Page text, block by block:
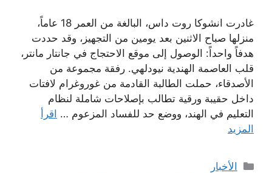
غادرت انشوكا روت داس، البالغة من العمر 18 عاماً،
منزلها صباح الاثنين بعد يومين من التجهيز، وقد حددت
هدفاً واحداً: الوصول إلى موقع الاحتجاج في جانتار مانتر،
قلب العاصمة الهندية نيودلهي. رفقة مجموعة من
الأصدقاء، حملت الطالبة القادمة من غوروغرام لافتات
داخل حقيبة ورقية تطالب بإصلاحات شاملة لنظام
التعليم في الهند، ووضع حد للفساد المزعوم … اقرأ
المزيد
التصنيفات
الأخبار